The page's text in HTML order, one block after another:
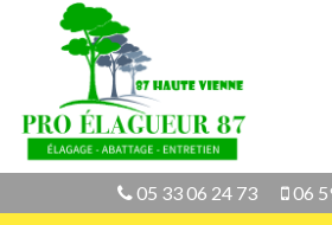
05 33 06 24 73 06